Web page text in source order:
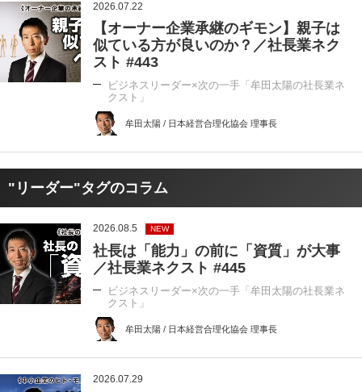
2026.07.22
【オーナー企業承継のギモン】親子は
似ている方が良いのか？／社長業ネク
スト #443
ビジネスリーダー×次の一手「牟田太陽の社長業ネ
クスト」
牟田太陽 / 日本経営合理化協会 理事長
"リーダー"タグのコラム
2026.08.5 NEW
社長は「能力」の前に「資質」が大事
／社長業ネクスト #445
ビジネスリーダー×次の一手「牟田太陽の社長業ネ
クスト」
牟田太陽 / 日本経営合理化協会 理事長
2026.07.29